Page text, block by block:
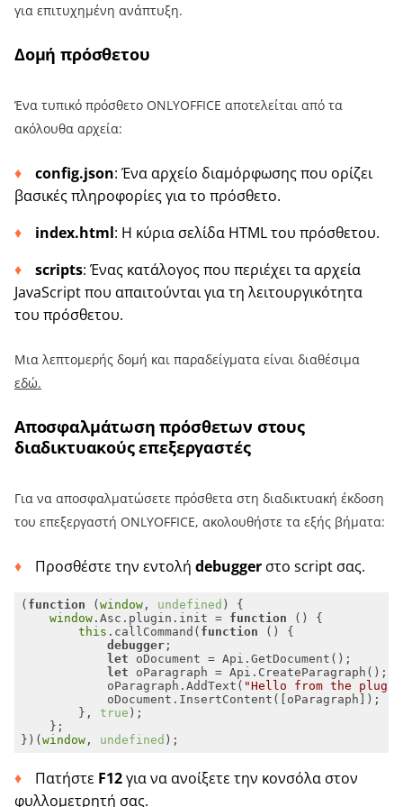
για επιτυχημένη ανάπτυξη.
Δομή πρόσθετου
Ένα τυπικό πρόσθετο ONLYOFFICE αποτελείται από τα
ακόλουθα αρχεία:
config.json: Ένα αρχείο διαμόρφωσης που ορίζει
βασικές πληροφορίες για το πρόσθετο.
index.html: Η κύρια σελίδα HTML του πρόσθετου.
scripts: Ένας κατάλογος που περιέχει τα αρχεία
JavaScript που απαιτούνται για τη λειτουργικότητα
του πρόσθετου.
Μια λεπτομερής δομή και παραδείγματα είναι διαθέσιμα
εδώ.
Αποσφαλμάτωση πρόσθετων στους
διαδικτυακούς επεξεργαστές
Για να αποσφαλματώσετε πρόσθετα στη διαδικτυακή έκδοση
του επεξεργαστή ONLYOFFICE, ακολουθήστε τα εξής βήματα:
Προσθέστε την εντολή debugger στο script σας.
( function ( window, undefined )
window.Asc.plugin.init = function ( )
this .callCommand( function ( )
debugger
let
let
            oParagraph.AddText(
"Hello from the
        },
true
})( window, undefined );
Πατήστε F12για να ανοίξετε την κονσόλα στον
φυλλομετρητή σας.